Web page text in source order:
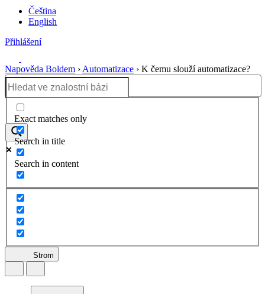
Čeština
English
Přihlášení
Napověda Boldem › Automatizace › K čemu slouží automatizace?
Exact matches only
Search in title
Search in content
Strom